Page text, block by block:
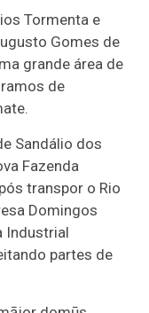
Tormenta e
Gomes de
grande área de
de
Sandálio dos
Fazenda
transpor o Rio
Domingos
Industrial
partes de